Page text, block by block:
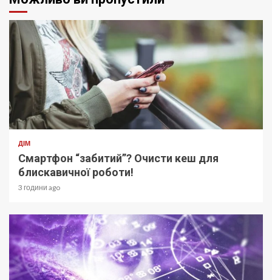
ДІМ
Смартфон “забитий”? Очисти кеш для
блискавичної роботи!
3 години ago